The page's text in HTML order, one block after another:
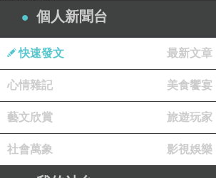
個人新聞台
快速發文 最新文章
心情雜記 美食饗宴
藝文欣賞 旅遊玩家
社會萬象 影視娛樂